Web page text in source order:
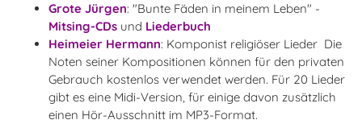
Grote Jürgen: "Bunte Fäden in meinem Leben" -
Mitsing-CDs und Liederbuch
Heimeier Hermann: Komponist religiöser Lieder Die
Noten seiner Kompositionen können für den privaten
Gebrauch kostenlos verwendet werden. Für 20 Lieder
gibt es eine Midi-Version, für einige davon zusätzlich
einen Hör-Ausschnitt im MP3-Format.